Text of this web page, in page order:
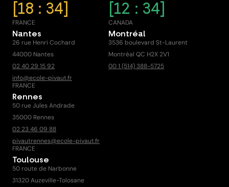
18 : 34 12 : 34
FRANCE
Nantes
26 rue Henri Cochard
44000 Nantes
02 40 29 15 92
info@ecole-pivaut.fr
FRANCE
Rennes
50 rue Jules Andrade
35000 Rennes
02 23 46 09 88
pivautrennes@ecole-pivaut.fr
FRANCE
Toulouse
50 route de Narbonne
31320 Auzeville-Tolosane
CANADA
Montréal
3536 boulevard St-Laurent
Montréal QC H2X 2V1
00 1 (514) 388-5725